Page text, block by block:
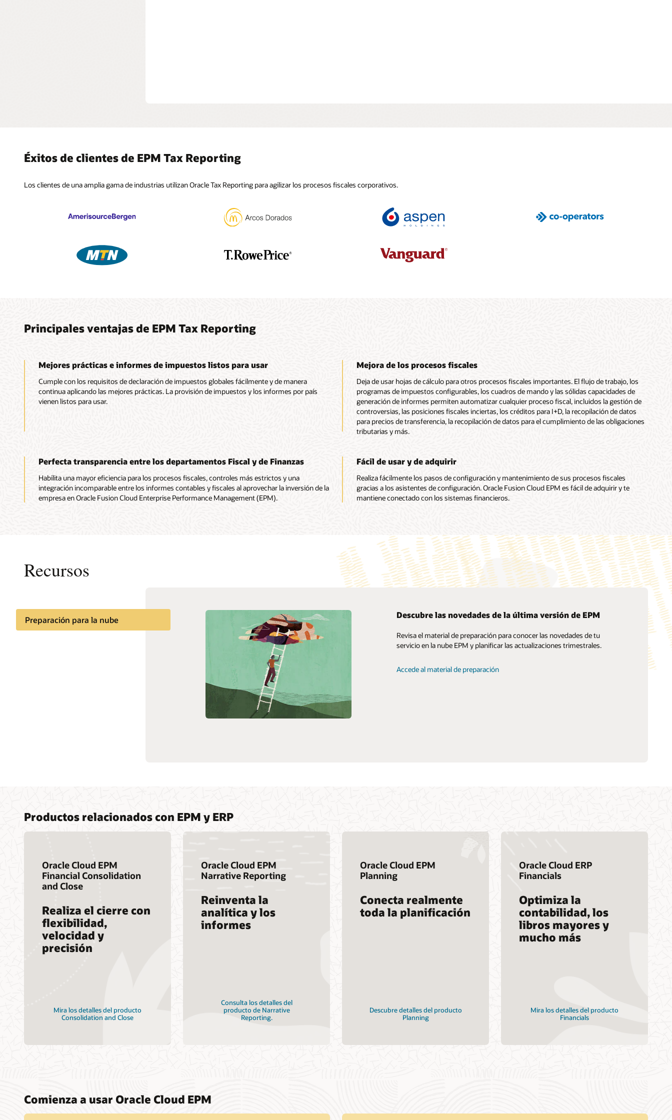
Éxitos de clientes de EPM Tax Reporting
Los clientes de una amplia gama de industrias utilizan Oracle Tax Reporting para agilizar los procesos fiscales corporativos.
Principales ventajas de EPM Tax Reporting
Mejores prácticas e informes de impuestos listos para usar
Cumple con los requisitos de declaración de impuestos globales fácilmente y de manera
continua aplicando las mejores prácticas. La provisión de impuestos y los informes por país
vienen listos para usar.
Mejora de los procesos fiscales
Deja de usar hojas de cálculo para otros procesos fiscales importantes. El flujo de trabajo, los
programas de impuestos configurables, los cuadros de mando y las sólidas capacidades de
generación de informes permiten automatizar cualquier proceso fiscal, incluidos la gestión de
controversias, las posiciones fiscales inciertas, los créditos para I+D, la recopilación de datos
para precios de transferencia, la recopilación de datos para el cumplimiento de las obligaciones
tributarias y más.
Perfecta transparencia entre los departamentos Fiscal y de Finanzas
Habilita una mayor eficiencia para los procesos fiscales, controles más estrictos y una
integración incomparable entre los informes contables y fiscales al aprovechar la inversión de la
empresa en Oracle Fusion Cloud Enterprise Performance Management (EPM).
Fácil de usar y de adquirir
Realiza fácilmente los pasos de configuración y mantenimiento de sus procesos fiscales
gracias a los asistentes de configuración. Oracle Fusion Cloud EPM es fácil de adquirir y te
mantiene conectado con los sistemas financieros.
Recursos
Preparación para la nube Descubre las novedades de la última versión de EPM
Revisa el material de preparación para conocer las novedades de tu
servicio en la nube EPM y planificar las actualizaciones trimestrales.
Accede al material de preparación
My Oracle Support
Servicios de migración de Soar a la nube
Consultoría
Productos on-premise
Oracle Hyperion Planning es una solución de planificación ágil que permite la
planificación, la elaboración de presupuestos y la previsión de toda la
empresa. Proporciona un sólido marco de modelado que ayuda a las
empresas a desarrollar previsiones financieras fiables y a alinearse de un
Ver los productos Hyperion
¿Qué es EPM?
Productos relacionados con EPM y ERP
Oracle Cloud EPM
Financial Consolidation
and Close
Realiza el cierre con
flexibilidad,
velocidad y
precisión
Mira los detalles del producto
Consolidation and Close
Oracle Cloud EPM
Narrative Reporting
Reinventa la
analítica y los
informes
Consulta los detalles del
producto de Narrative
Reporting.
Oracle Cloud EPM
Planning
Conecta realmente
toda la planificación
Descubre detalles del producto
Planning
Oracle Cloud ERP
Financials
Optimiza la
contabilidad, los
libros mayores y
mucho más
Mira los detalles del producto
Financials
Comienza a usar Oracle Cloud EPM